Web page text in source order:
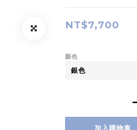
NT$7,700
顏色
加入購物車